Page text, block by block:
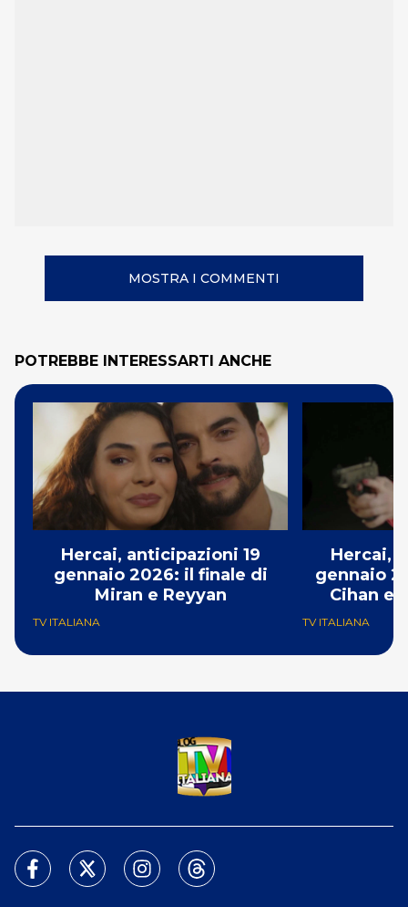
MOSTRA I COMMENTI
POTREBBE INTERESSARTI ANCHE
Hercai, anticipazioni 19
gennaio 2026: il finale di
Miran e Reyyan
TV ITALIANA
Hercai,
gennaio
Cihan e
TV ITALIANA